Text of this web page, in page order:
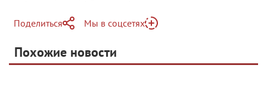
Поделиться
Telegram
Мы в соцсетях
Яндекс Дзен
Похожие новости